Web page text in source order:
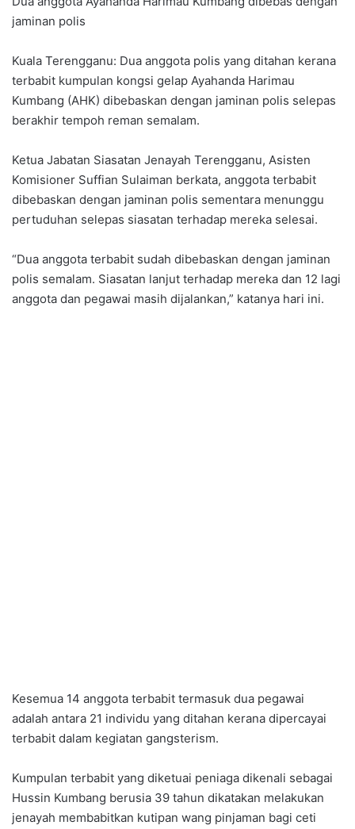
jaminan polis
Kuala Terengganu: Dua anggota polis yang ditahan kerana
terbabit kumpulan kongsi gelap Ayahanda Harimau
Kumbang (AHK) dibebaskan dengan jaminan polis selepas
berakhir tempoh reman semalam.
Ketua Jabatan Siasatan Jenayah Terengganu, Asisten
Komisioner Suffian Sulaiman berkata, anggota terbabit
dibebaskan dengan jaminan polis sementara menunggu
pertuduhan selepas siasatan terhadap mereka selesai.
“Dua anggota terbabit sudah dibebaskan dengan jaminan
polis semalam. Siasatan lanjut terhadap mereka dan 12 lagi
anggota dan pegawai masih dijalankan,” katanya hari ini.
Kesemua 14 anggota terbabit termasuk dua pegawai
adalah antara 21 individu yang ditahan kerana dipercayai
terbabit dalam kegiatan gangsterism.
Kumpulan terbabit yang diketuai peniaga dikenali sebagai
Hussin Kumbang berusia 39 tahun dikatakan melakukan
jenayah membabitkan kutipan wang pinjaman bagi ceti